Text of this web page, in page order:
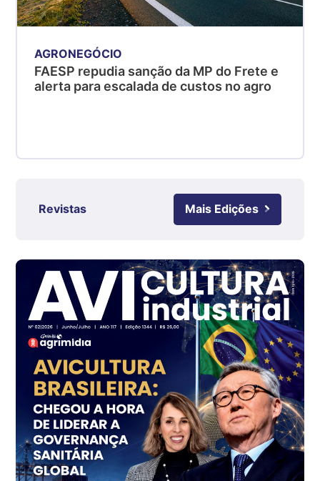
PR
R$ 4,53
Suíno - Estadual
SC
RS
Ovo Branco - Regional
Ovo Branco - Regional
Branco
R$ 144,99
cx
Ovo Vermelho - Regional
Grande São Paulo (SP)
R$ 153,38
cx
Ovo Vermelho - Regional
Vermelho
R$ 156,33
AGRONEGÓCIO
FAESP repudia sanção da MP do Frete e
alerta para escalada de custos no agro
Revistas Mais Edições